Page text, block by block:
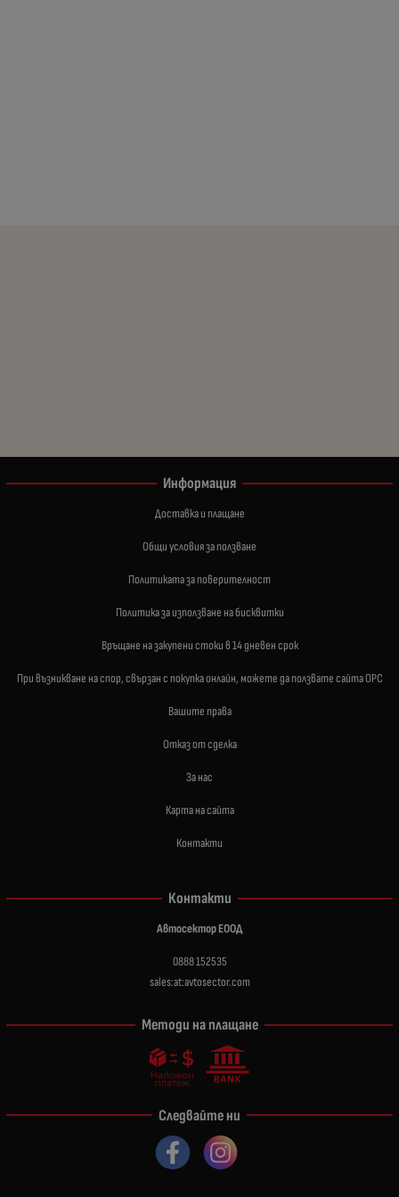
Информация
Доставка и плащане
Общи условия за ползване
Политиката за поверителност
Политика за използване на бисквитки
Връщане на закупени стоки в 14 дневен срок
При възникване на спор, свързан с покупка онлайн, можете да ползвате сайта ОРС
Вашите права
Отказ от сделка
За нас
Карта на сайта
Контакти
Контакти
Автосектор ЕООД
0888 152535
sales:at:avtosector.com
Методи на плащане
Следвайте ни